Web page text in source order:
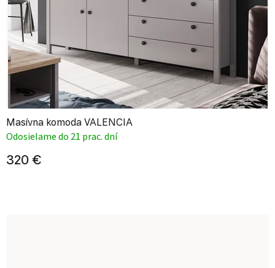
Masívna komoda VALENCIA
Odosielame do 21 prac. dní
320 €